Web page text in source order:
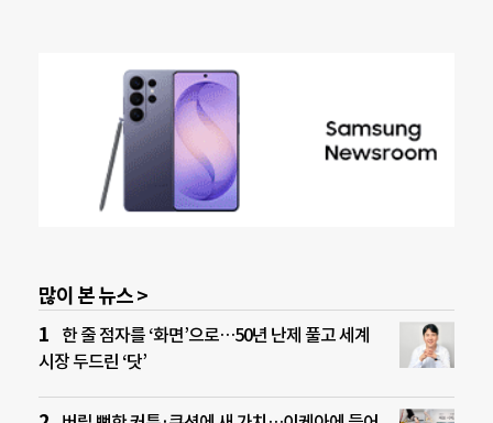
많이 본 뉴스 >
한 줄 점자를 ‘화면’으로…50년 난제 풀고 세계
시장 두드린 ‘닷’